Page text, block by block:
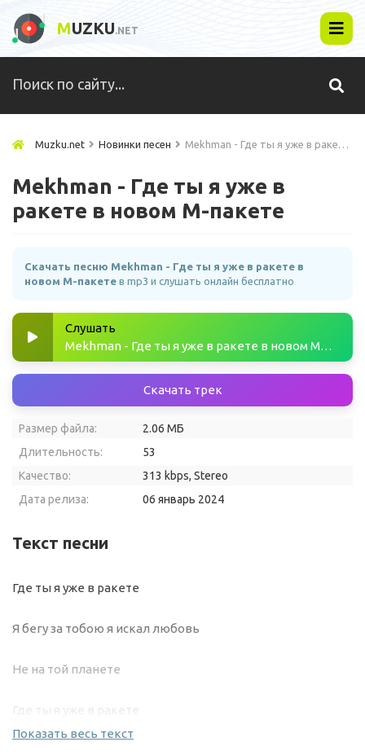
MUZKU.NET
Muzku.net Новинки песен Mekhman - Где ты я уже в ракете в новом М-пакете
Mekhman - Где ты я уже в
ракете в новом М-пакете
Скачать песню Mekhman - Где ты я уже в ракете в
новом М-пакете в mp3 и слушать онлайн бесплатно
Слушать
Mekhman - Где ты я уже в ракете в новом М-пакете
Скачать трек
Размер файла:
2.06 МБ
Длительность:
53
Качество:
313 kbps, Stereo
Дата релиза:
06 январь 2024
Текст песни
Где ты я уже в ракете
Я бегу за тобою я искал любовь
Не на той планете
Где ты я уже в ракете
Показать весь текст